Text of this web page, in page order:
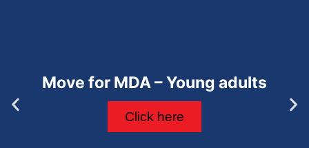
Move for MDA – Young adults
Click here